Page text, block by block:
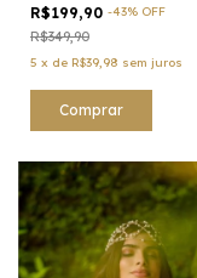
R$199,90 -43% OFF
R$349,90
5 x de R$39,98 sem juros
Comprar